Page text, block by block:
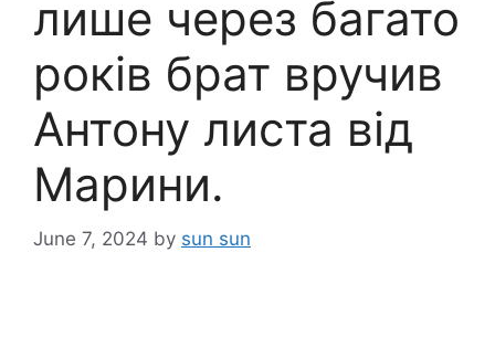
лише через багато
років брат вручив
Антону листа від
Марини.
June 7, 2024 by sun sun